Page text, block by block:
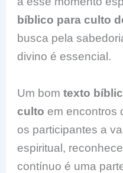
bíblico para culto
busca pela
divino é essencial.
Um bomtexto
culto em encontros
os participantes a
espiritual,
contínuo é uma